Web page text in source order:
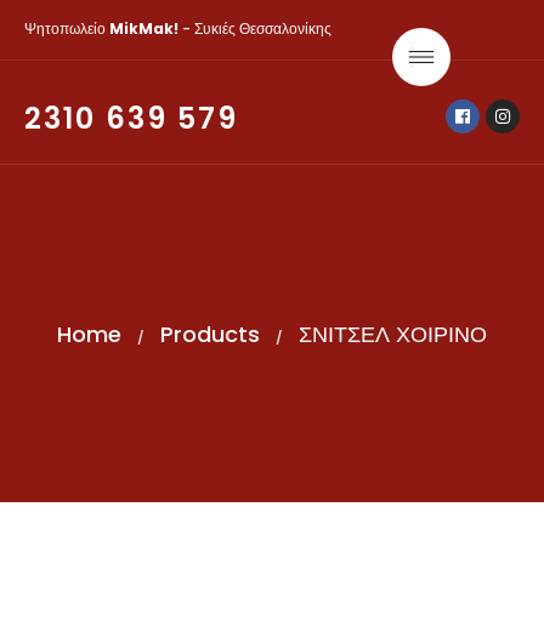
Ψητοπωλείο MikMak! - Συκιές Θεσσαλονίκης
2310 639 579
Home / Products / ΣΝΙΤΣΕΛ ΧΟΙΡΙΝΟ